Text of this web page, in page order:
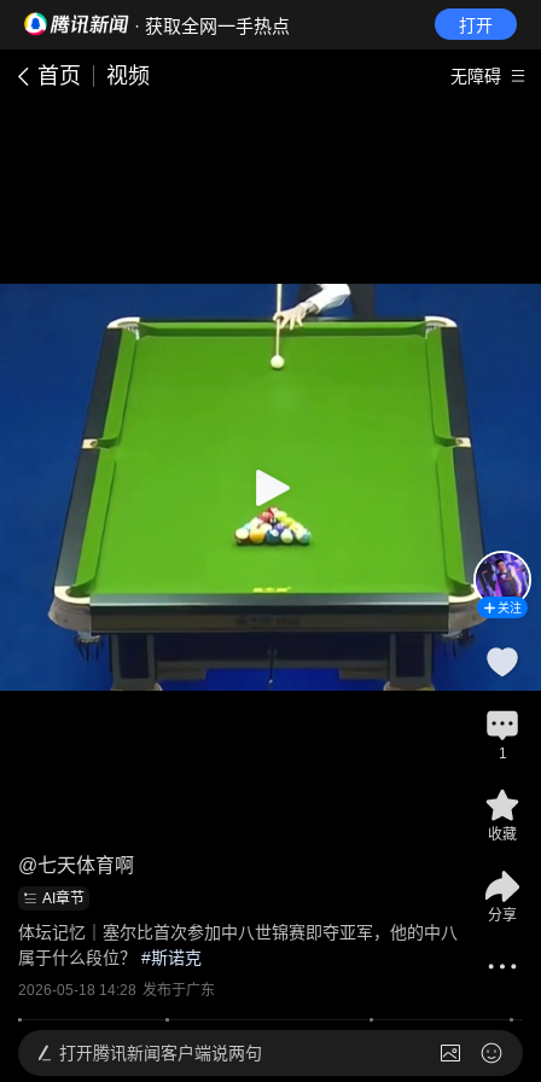
· 获取全网一手热点 打开
首页 视频 无障碍
@七天体育啊
AI章节
体坛记忆｜塞尔比首次参加中八世锦赛即夺亚军，他的中八
属于什么段位？
#斯诺克
2026-05-18 14:28 发布于广东
关注
1
收藏
分享
打开腾讯新闻客户端说两句